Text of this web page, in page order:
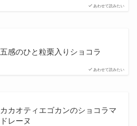
あわせて読みたい
あわせて読みたい
五感のひと粒栗入りショコラ
カカオティエゴカンのショコラマ
ドレーヌ